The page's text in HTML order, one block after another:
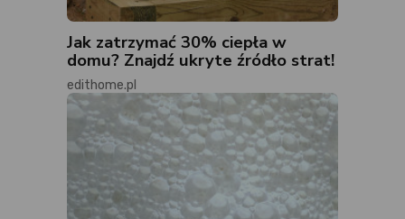
Jak zatrzymać 30% ciepła w
domu? Znajdź ukryte źródło strat!
edithome.pl